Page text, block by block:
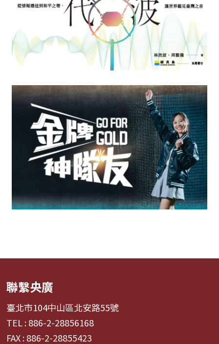
聯繫央廣
臺北市104中山區北安路55號
TEL : 886-2-28856168
FAX : 886-2-28855423